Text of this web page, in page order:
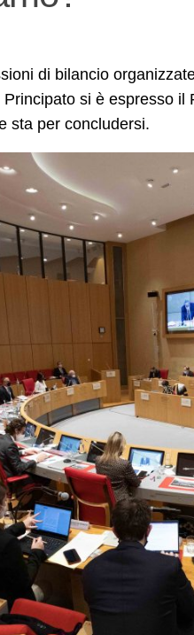
di bilancio
si è espresso
sta per concludersi.